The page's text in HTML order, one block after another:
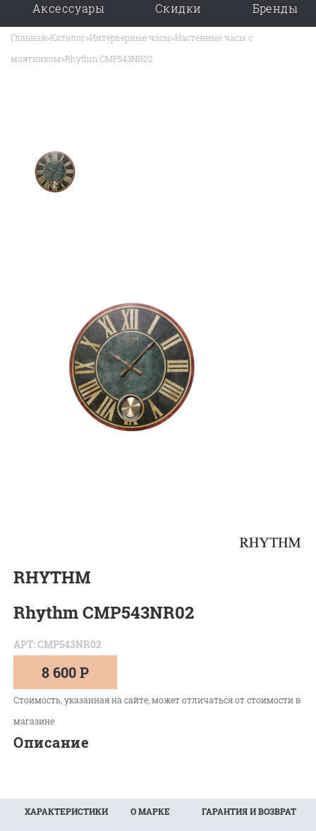
Аксессуары
Скидки Бренды
Главная>Каталог>Интерьерные часы>Настенные часы с
маятником>Rhythm CMP543NR02
RHYTHM
Rhythm CMP543NR02
АРТ: CMP543NR02
8 600 Р
Стоимость, указанная на сайте, может отличаться от стоимости в
магазине
Описание
ХАРАКТЕРИСТИКИ О МАРКЕ ГАРАНТИЯ И ВОЗВРАТ